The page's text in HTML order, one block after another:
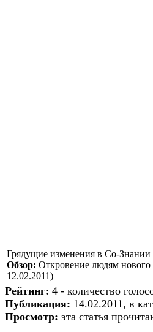
Грядущие изменения в Со-Знании
Обзор: Откровение людям нового
12.02.2011)
Рейтинг: 4 - количество
Публикация: 14.02.2011, в
Просмотр: эта статья